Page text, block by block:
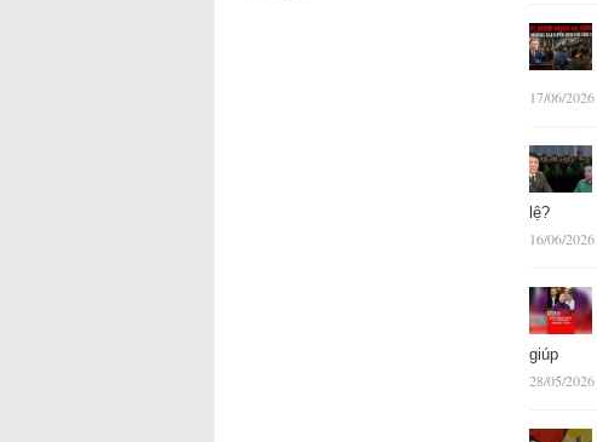
17/06/2026
lệ?
16/06/2026
giúp
28/05/2026